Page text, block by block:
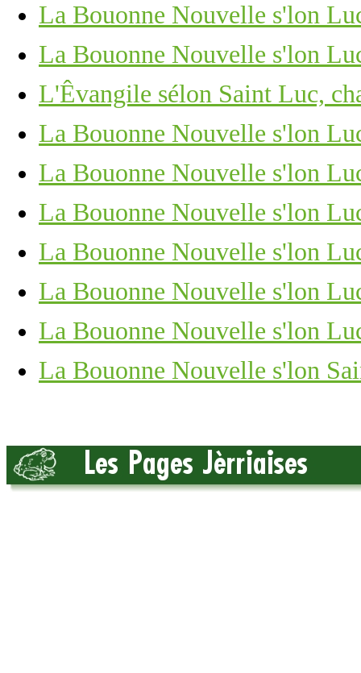
La Bouonne Nouvelle s'lon
La Bouonne Nouvelle s'lon
L'Êvangile sélon Saint Luc,
La Bouonne Nouvelle s'lon
La Bouonne Nouvelle s'lon
La Bouonne Nouvelle s'lon
La Bouonne Nouvelle s'lon
La Bouonne Nouvelle s'lon
La Bouonne Nouvelle s'lon
La Bouonne Nouvelle s'lon